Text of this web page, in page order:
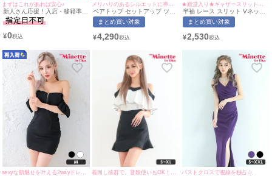
まずはこれがあれば安心♪
新人さん応援！入店・移籍準備
セット (ドレス1点＋靴1点＋バ
ッグ1点+アクセ1点＋ブラ1点/
税込10,999円/靴なし税込
7,999円)
¥0
ベアトップ セットアップ ツイ
ード フレアドレス Luvique (あ
おぽん着用/Mサイズ対応) |
まとめ買い対象
¥4,290
半袖 レース スリット Vネック
タイト ミニドレス (なぎ着
用/M~Lサイズ対応) |
まとめ買い対象
¥2,530
バストクロスで視線を独占☆